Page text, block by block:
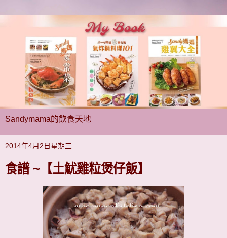
Sandymama的飲食天地
2014年4月2日星期三
食譜 ~【土魷雞粒煲仔飯】